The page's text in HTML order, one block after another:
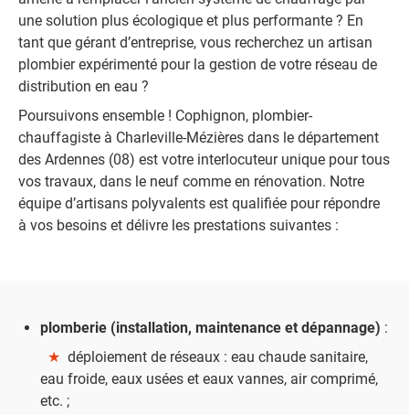
une solution plus écologique et plus performante ? En
tant que gérant d’entreprise, vous recherchez un artisan
plombier expérimenté pour la gestion de votre réseau de
distribution en eau ?
Poursuivons ensemble ! Cophignon, plombier-
chauffagiste à Charleville-Mézières dans le département
des Ardennes (08) est votre interlocuteur unique pour tous
vos travaux, dans le neuf comme en rénovation. Notre
équipe d’artisans polyvalents est qualifiée pour répondre
à vos besoins et délivre les prestations suivantes :
plomberie (installation, maintenance et dépannage) :
★ déploiement de réseaux : eau chaude sanitaire,
eau froide, eaux usées et eaux vannes, air comprimé,
etc. ;